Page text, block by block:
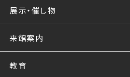
展示・催し物
来館案内
教育